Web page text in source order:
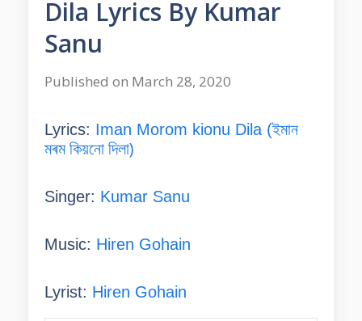
Dila Lyrics By Kumar
Sanu
Published on March 28, 2020
Lyrics: Iman Morom kionu Dila (ইমান
মৰম কিয়নো দিলা)
Singer: Kumar Sanu
Music: Hiren Gohain
Lyrist: Hiren Gohain